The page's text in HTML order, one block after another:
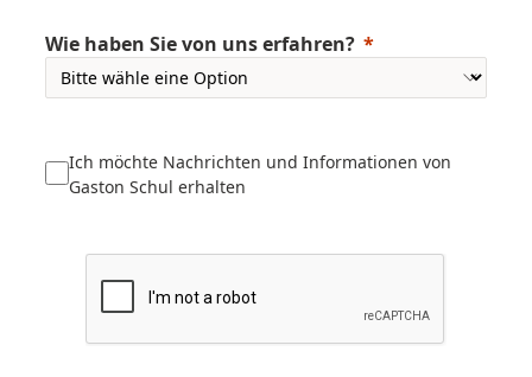
Wie haben Sie von uns erfahren?
Ich möchte Nachrichten und Informationen von
Gaston Schul erhalten